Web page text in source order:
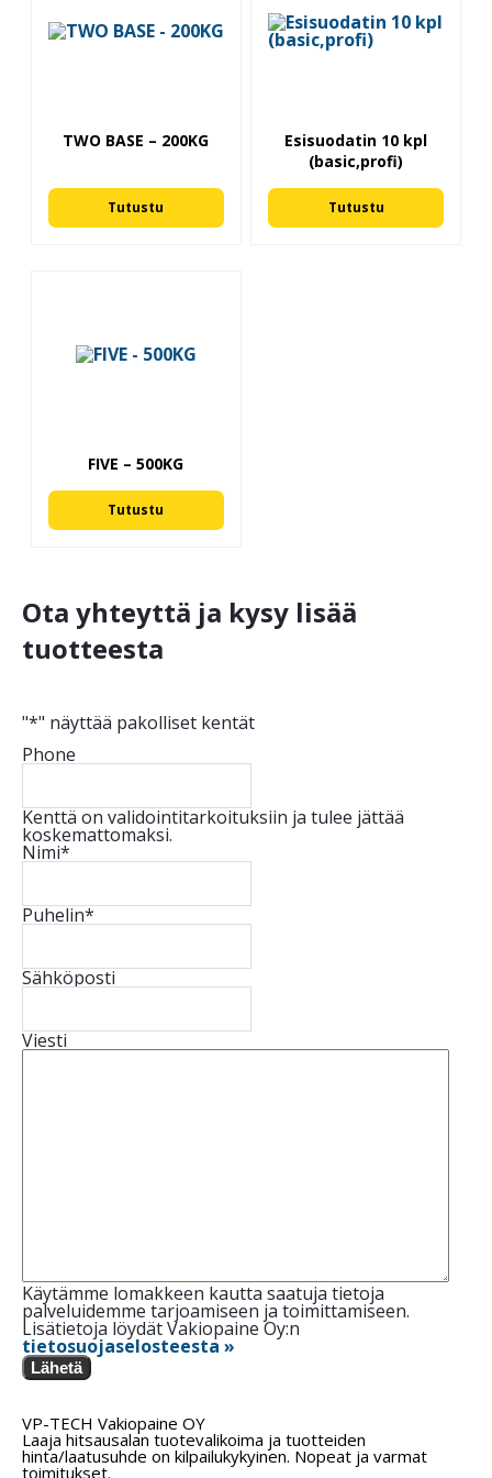
TWO BASE – 200KG
Tutustu
Esisuodatin 10 kpl
(basic,profi)
Tutustu
FIVE – 500KG
Tutustu
Ota yhteyttä ja kysy lisää
tuotteesta
"*" näyttää pakolliset kentät
Phone
Kenttä on validointitarkoituksiin ja tulee jättää
koskemattomaksi.
Nimi*
Puhelin*
Sähköposti
Viesti
Käytämme lomakkeen kautta saatuja tietoja
palveluidemme tarjoamiseen ja toimittamiseen.
Lisätietoja löydät Vakiopaine Oy:n
tietosuojaselosteesta »
Lähetä
VP-TECH Vakiopaine OY
Laaja hitsausalan tuotevalikoima ja tuotteiden
hinta/laatusuhde on kilpailukykyinen. Nopeat ja varmat
toimitukset.